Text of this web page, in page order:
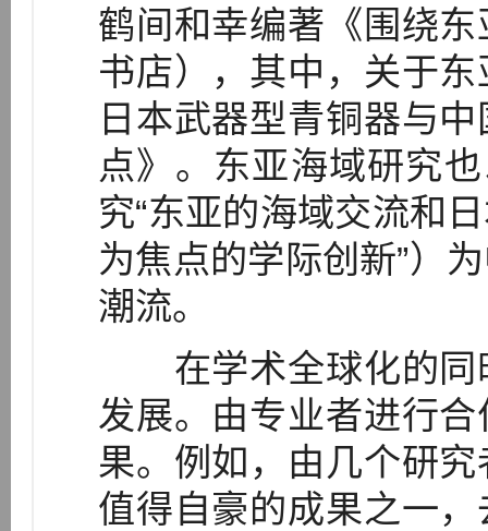
鹤间和幸编著《围绕
书店），其中，关于
日本武器型青铜器与
点》。东亚海域研究
究“东亚的海域交流和
为焦点的学际创新”）
潮流。
在学术全球化的同
发展。由专业者进行
果。例如，由几个研
值得自豪的成果之一